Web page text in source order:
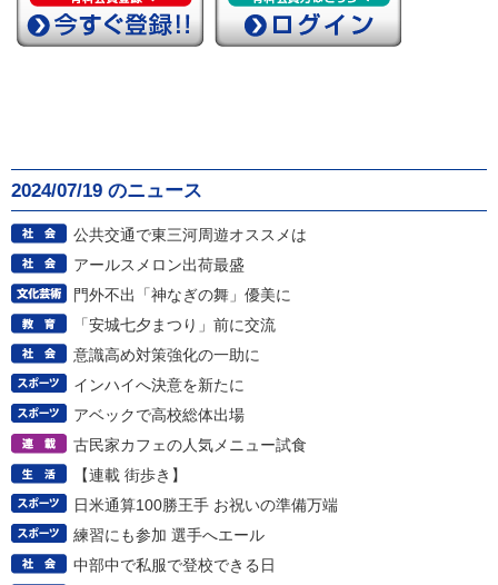
2024/07/19 のニュース
公共交通で東三河周遊オススメは
アールスメロン出荷最盛
門外不出「神なぎの舞」優美に
「安城七夕まつり」前に交流
意識高め対策強化の一助に
インハイへ決意を新たに
アベックで高校総体出場
古民家カフェの人気メニュー試食
【連載 街歩き】
日米通算100勝王手 お祝いの準備万端
練習にも参加 選手へエール
中部中で私服で登校できる日